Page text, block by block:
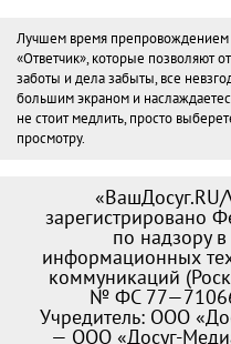
Лучшем время препровождением
«Ответчик», которые позволяют
заботы и дела забыты, все
большим экраном и
не стоит медлить, просто
просмотру.
«ВашДосуг.RU/
зарегистрировано
по надзору
информационных
коммуникаций
№ ФС
Учредитель: ООО
— ООО «Досуг-